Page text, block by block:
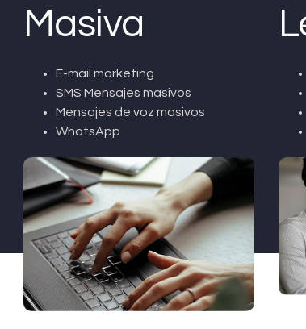
Masiva
E-mail marketing
SMS Mensajes masivos
Mensajes de voz masivos
WhatsApp